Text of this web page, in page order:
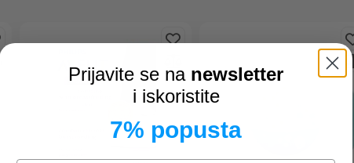
Prijavite se na newsletter
i iskoristite
7% popusta